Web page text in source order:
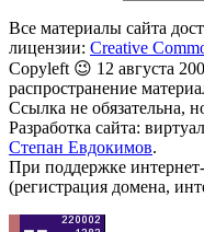
Все материалы сайта
лицензии: Creative
Copyleft 😉 12 августа
распространение
Ссылка не обязательна,
Разработка сайта:
Степан Евдокимов.
При поддержке
(регистрация домена,